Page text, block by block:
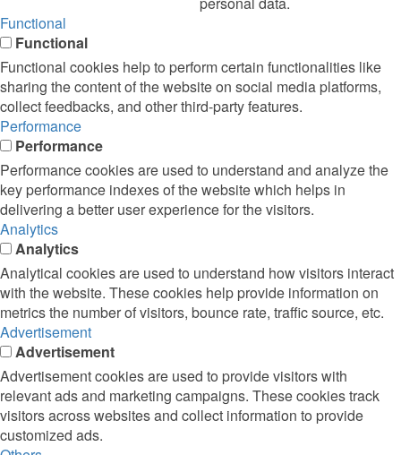
Functional
Functional
Functional cookies help to perform certain functionalities like
sharing the content of the website on social media platforms,
collect feedbacks, and other third-party features.
Performance
Performance
Performance cookies are used to understand and analyze the
key performance indexes of the website which helps in
delivering a better user experience for the visitors.
Analytics
Analytics
Analytical cookies are used to understand how visitors interact
with the website. These cookies help provide information on
metrics the number of visitors, bounce rate, traffic source, etc.
Advertisement
Advertisement
Advertisement cookies are used to provide visitors with
relevant ads and marketing campaigns. These cookies track
visitors across websites and collect information to provide
customized ads.